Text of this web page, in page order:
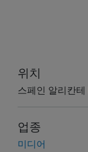
위치
스페인 알리칸테
업종
미디어